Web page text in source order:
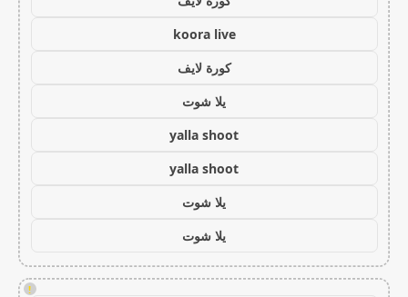
koora live
كورة لايف
يلا شوت
yalla shoot
yalla shoot
يلا شوت
يلا شوت
!